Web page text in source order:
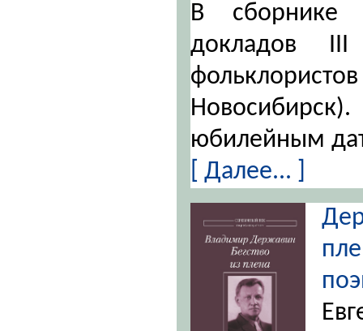
В сборнике
докладов III
юбилейным
[ Далее... ]